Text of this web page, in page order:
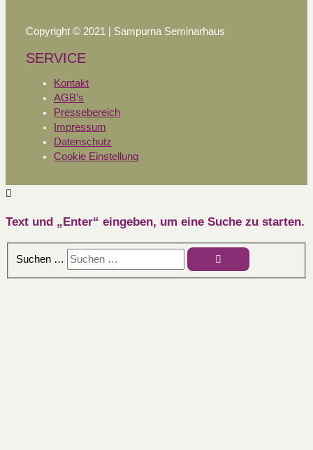
Copyright © 2021 | Sampurna Seminarhaus
SERVICE
Kontakt
AGB’s
Pressebereich
Impressum
Datenschutz
Cookie Einstellung
Text und „Enter“ eingeben, um eine Suche zu starten.
Suchen …